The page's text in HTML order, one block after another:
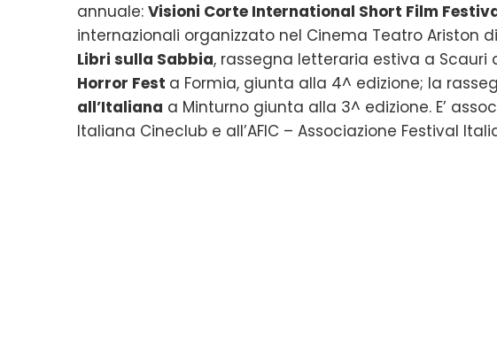
annuale: Visioni Corte International Short Film
internazionali organizzato nel Cinema Teatro Ariston
Libri sulla Sabbia, rassegna letteraria estiva a Scauri
Horror Fest a Formia, giunta alla 4^ edizione; la
all’Italiana a Minturno giunta alla 3^ edizione. E’
Italiana Cineclub e all’AFIC – Associazione Festival